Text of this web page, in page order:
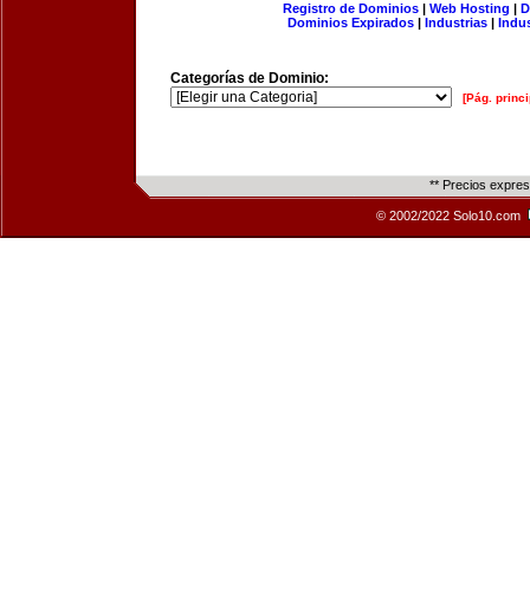
Registro de Dominios| Web Hosting |
Dominios Expirados | Industrias |
Categorías de Dominio:
[Pág.
** Precios
© 2002/2022 Solo10.com